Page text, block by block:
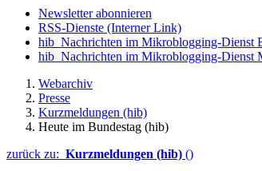
Newsletter abonnieren
RSS-Dienste (Interner Link)
hib_Nachrichten im Mikroblogging-Dienst
hib_Nachrichten im Mikroblogging-Dienst
Webarchiv
Presse
Kurzmeldungen (hib)
Heute im Bundestag (hib)
zurück zu: Kurzmeldungen (hib) ()